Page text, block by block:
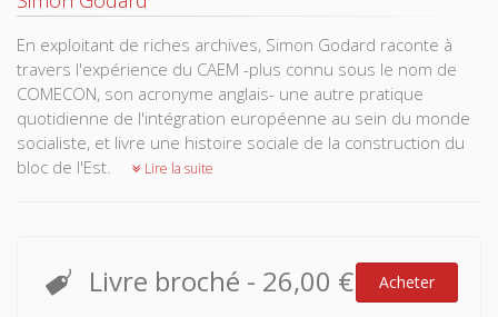
En exploitant de riches archives, Simon Godard raconte à
travers l'expérience du CAEM -plus connu sous le nom de
COMECON, son acronyme anglais- une autre pratique
quotidienne de l'intégration européenne au sein du monde
socialiste, et livre une histoire sociale de la construction du
bloc de l'Est.
Lire la suite
Livre broché - 26,00 € Acheter